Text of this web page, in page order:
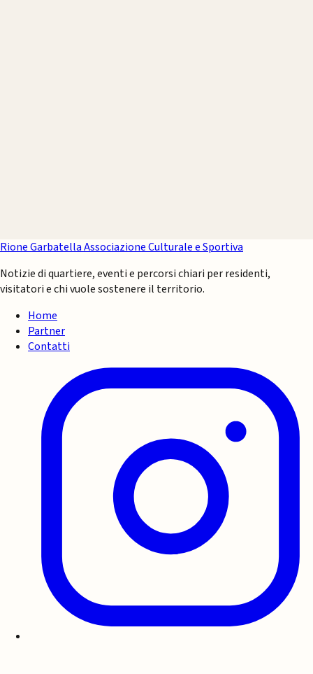
Rione GarbatellaAssociazione Culturale e Sportiva
Notizie di quartiere, eventi e percorsi chiari per residenti,
visitatori e chi vuole sostenere il territorio.
Home
Partner
Contatti